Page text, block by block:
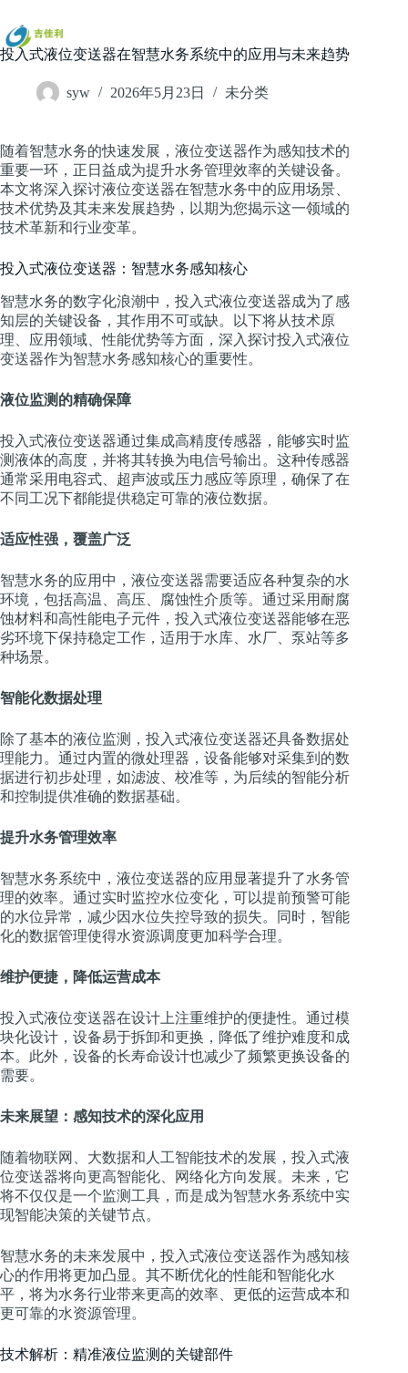
过
内
容
投入式液位变送器在智慧水务系统中的应用与未来趋势
syw 2026年5月23日 未分类
随着智慧水务的快速发展，液位变送器作为感知技术的
重要一环，正日益成为提升水务管理效率的关键设备。
本文将深入探讨液位变送器在智慧水务中的应用场景、
技术优势及其未来发展趋势，以期为您揭示这一领域的
技术革新和行业变革。
投入式液位变送器：智慧水务感知核心
智慧水务的数字化浪潮中，投入式液位变送器成为了感
知层的关键设备，其作用不可或缺。以下将从技术原
理、应用领域、性能优势等方面，深入探讨投入式液位
变送器作为智慧水务感知核心的重要性。
液位监测的精确保障
投入式液位变送器通过集成高精度传感器，能够实时监
测液体的高度，并将其转换为电信号输出。这种传感器
通常采用电容式、超声波或压力感应等原理，确保了在
不同工况下都能提供稳定可靠的液位数据。
适应性强，覆盖广泛
智慧水务的应用中，液位变送器需要适应各种复杂的水
环境，包括高温、高压、腐蚀性介质等。通过采用耐腐
蚀材料和高性能电子元件，投入式液位变送器能够在恶
劣环境下保持稳定工作，适用于水库、水厂、泵站等多
种场景。
智能化数据处理
除了基本的液位监测，投入式液位变送器还具备数据处
理能力。通过内置的微处理器，设备能够对采集到的数
据进行初步处理，如滤波、校准等，为后续的智能分析
和控制提供准确的数据基础。
提升水务管理效率
智慧水务系统中，液位变送器的应用显著提升了水务管
理的效率。通过实时监控水位变化，可以提前预警可能
的水位异常，减少因水位失控导致的损失。同时，智能
化的数据管理使得水资源调度更加科学合理。
维护便捷，降低运营成本
投入式液位变送器在设计上注重维护的便捷性。通过模
块化设计，设备易于拆卸和更换，降低了维护难度和成
本。此外，设备的长寿命设计也减少了频繁更换设备的
需要。
未来展望：感知技术的深化应用
随着物联网、大数据和人工智能技术的发展，投入式液
位变送器将向更高智能化、网络化方向发展。未来，它
将不仅仅是一个监测工具，而是成为智慧水务系统中实
现智能决策的关键节点。
智慧水务的未来发展中，投入式液位变送器作为感知核
心的作用将更加凸显。其不断优化的性能和智能化水
平，将为水务行业带来更高的效率、更低的运营成本和
更可靠的水资源管理。
技术解析：精准液位监测的关键部件